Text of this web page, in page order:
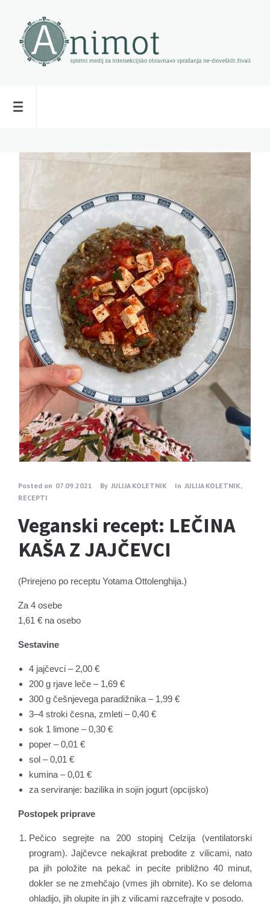
Posted on 07.09.2021 By JULIJA KOLETNIK In JULIJA KOLETNIK,
RECEPTI
Veganski recept: LEČINA
KAŠA Z JAJČEVCI
(Prirejeno po receptu Yotama Ottolenghija.)
Za 4 osebe
1,61 € na osebo
Sestavine
4 jajčevci – 2,00 €
200 g rjave leče – 1,69 €
300 g češnjevega paradižnika – 1,99 €
3–4 stroki česna, zmleti – 0,40 €
sok 1 limone – 0,30 €
poper – 0,01 €
sol – 0,01 €
kumina – 0,01 €
za serviranje: bazilika in sojin jogurt (opcijsko)
Postopek priprave
Pečico segrejte na 200 stopinj Celzija (ventilatorski
program). Jajčevce nekajkrat prebodite z vilicami, nato
pa jih položite na pekač in pecite približno 40 minut,
dokler se ne zmehčajo (vmes jih obrnite). Ko se deloma
ohladijo, jih olupite in jih z vilicami razcefrajte v posodo.